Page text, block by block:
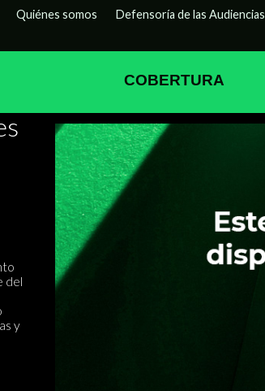
Quiénes somos Defensoría de las Audiencias
COBERTURA
del
y